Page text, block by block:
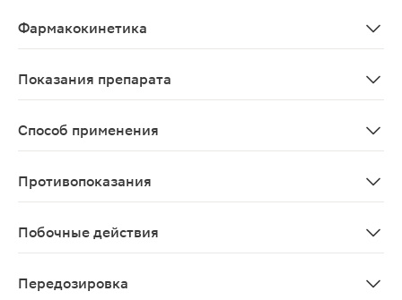
Фармакокинетика
Показания препарата
Способ применения
Противопоказания
Побочные действия
Передозировка